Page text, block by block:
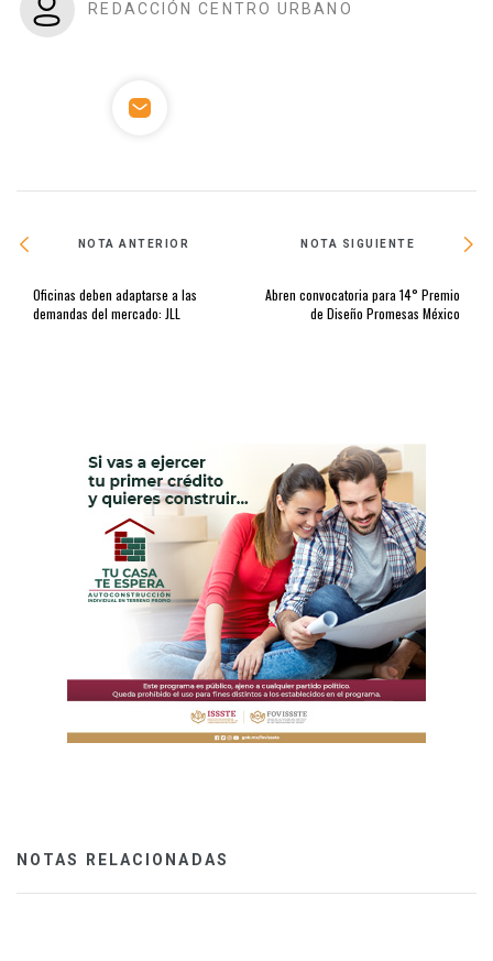
REDACCIÓN CENTRO URBANO
NOTA ANTERIOR
Oficinas deben adaptarse a las
demandas del mercado: JLL
NOTA SIGUIENTE
Abren convocatoria para 14° Premio
de Diseño Promesas México
NOTAS RELACIONADAS